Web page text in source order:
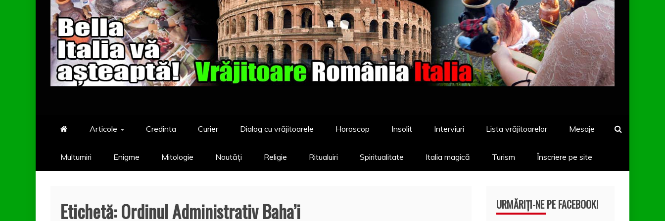
Articole Credinta Curier Dialog cu vrăjitoarele Horoscop Insolit Interviuri Lista vrăjitoarelor Mesaje
Multumiri Enigme Mitologie Noutăți Religie Ritualuiri Spiritualitate Italia magică Turism Înscriere pe site
Etichetă:Ordinul Administrativ Baha’i URMĂRIȚI-NE PE FACEBOOK!